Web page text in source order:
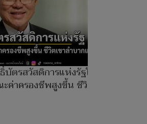
ตรสวัสดิการแห่งรัฐให้คน
าครองชีพสูงขึ้น ชีวิตเขา